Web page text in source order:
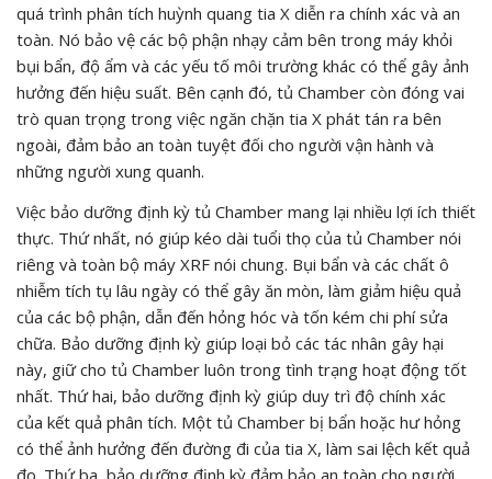
quá trình phân tích huỳnh quang tia X diễn ra chính xác và an
toàn. Nó bảo vệ các bộ phận nhạy cảm bên trong máy khỏi
bụi bẩn, độ ẩm và các yếu tố môi trường khác có thể gây ảnh
hưởng đến hiệu suất. Bên cạnh đó, tủ Chamber còn đóng vai
trò quan trọng trong việc ngăn chặn tia X phát tán ra bên
ngoài, đảm bảo an toàn tuyệt đối cho người vận hành và
những người xung quanh.
Việc bảo dưỡng định kỳ tủ Chamber mang lại nhiều lợi ích thiết
thực. Thứ nhất, nó giúp kéo dài tuổi thọ của tủ Chamber nói
riêng và toàn bộ máy XRF nói chung. Bụi bẩn và các chất ô
nhiễm tích tụ lâu ngày có thể gây ăn mòn, làm giảm hiệu quả
của các bộ phận, dẫn đến hỏng hóc và tốn kém chi phí sửa
chữa. Bảo dưỡng định kỳ giúp loại bỏ các tác nhân gây hại
này, giữ cho tủ Chamber luôn trong tình trạng hoạt động tốt
nhất. Thứ hai, bảo dưỡng định kỳ giúp duy trì độ chính xác
của kết quả phân tích. Một tủ Chamber bị bẩn hoặc hư hỏng
có thể ảnh hưởng đến đường đi của tia X, làm sai lệch kết quả
đo. Thứ ba, bảo dưỡng định kỳ đảm bảo an toàn cho người